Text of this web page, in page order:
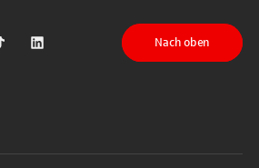
auf Instagram
auf TikTok
Sparkasse auf LinkedIn
Nach oben